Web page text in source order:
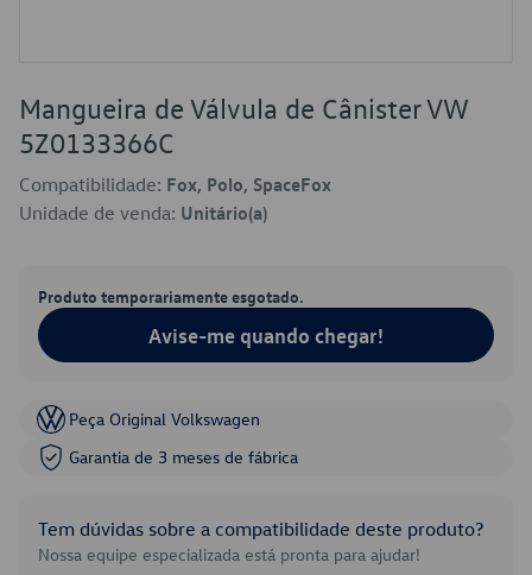
Mangueira de Válvula de Cânister VW
5Z0133366C
Compatibilidade: Fox, Polo, SpaceFox
Unidade de venda: Unitário(a)
Produto temporariamente esgotado.
Avise-me quando chegar!
Peça Original Volkswagen
Garantia de 3 meses de fábrica
Tem dúvidas sobre a compatibilidade deste produto?
Nossa equipe especializada está pronta para ajudar!